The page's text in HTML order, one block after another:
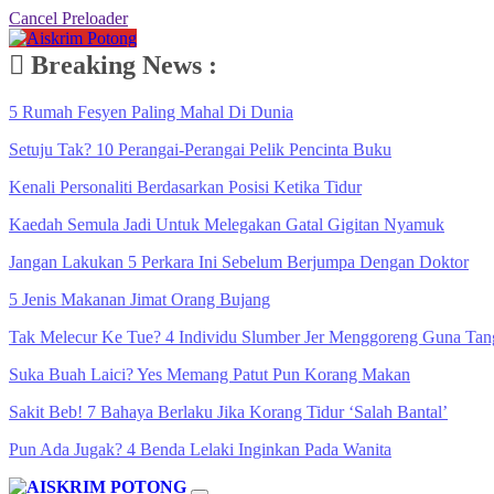
Cancel Preloader
Breaking News :
5 Rumah Fesyen Paling Mahal Di Dunia
Setuju Tak? 10 Perangai-Perangai Pelik Pencinta Buku
Kenali Personaliti Berdasarkan Posisi Ketika Tidur
Kaedah Semula Jadi Untuk Melegakan Gatal Gigitan Nyamuk
Jangan Lakukan 5 Perkara Ini Sebelum Berjumpa Dengan Doktor
5 Jenis Makanan Jimat Orang Bujang
Tak Melecur Ke Tue? 4 Individu Slumber Jer Menggoreng Guna
Suka Buah Laici? Yes Memang Patut Pun Korang Makan
Sakit Beb! 7 Bahaya Berlaku Jika Korang Tidur ‘Salah Bantal’
Pun Ada Jugak? 4 Benda Lelaki Inginkan Pada Wanita